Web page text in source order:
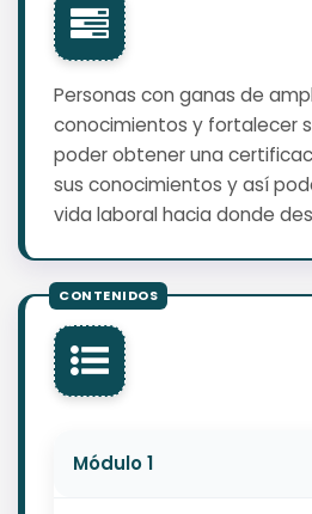
Personas con ganas de
conocimientos y fortalecer
poder obtener una
sus conocimientos y así
vida laboral hacia donde
Módulo 1